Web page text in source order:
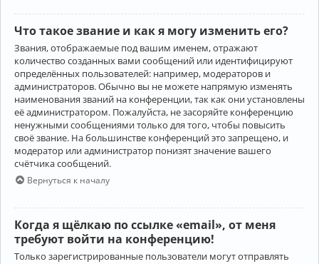
Что такое звание и как я могу изменить его?
Звания, отображаемые под вашим именем, отражают
количество созданных вами сообщений или идентифицируют
определённых пользователей: например, модераторов и
администраторов. Обычно вы не можете напрямую изменять
наименования званий на конференции, так как они установлены
её администратором. Пожалуйста, не засоряйте конференцию
ненужными сообщениями только для того, чтобы повысить
своё звание. На большинстве конференций это запрещено, и
модератор или администратор понизят значение вашего
счётчика сообщений.
Вернуться к началу
Когда я щёлкаю по ссылке «email», от меня
требуют войти на конференцию!
Только зарегистрированные пользователи могут отправлять